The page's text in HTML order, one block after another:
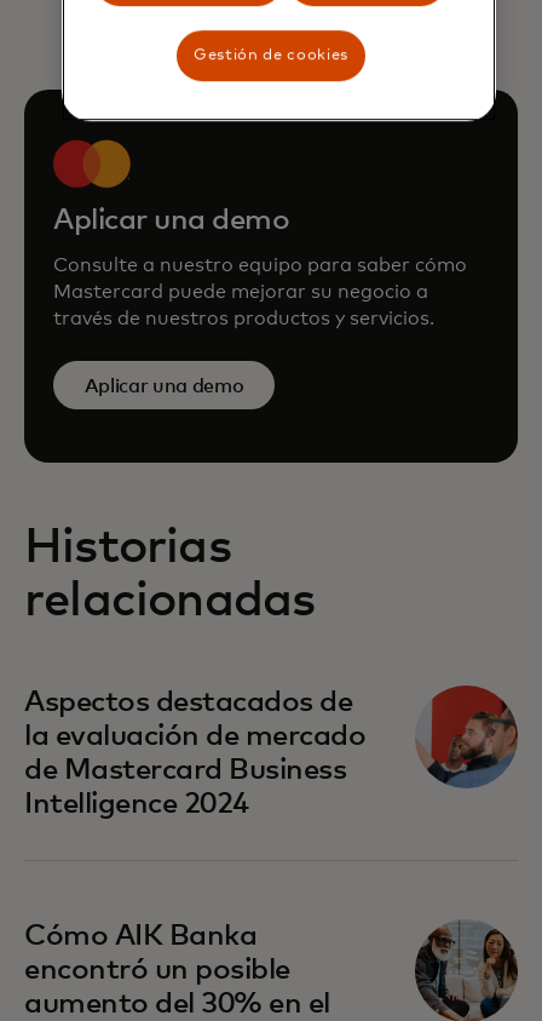
Aplicar una demo
Consulte a nuestro equipo para saber cómo
Mastercard puede mejorar su negocio a
través de nuestros productos y servicios.
Aplicar una demo
Historias
relacionadas
Aspectos destacados de
la evaluación de mercado
de Mastercard Business
Intelligence 2024
Cómo AIK Banka
encontró un posible
aumento del 30% en el
Gestión de cookies